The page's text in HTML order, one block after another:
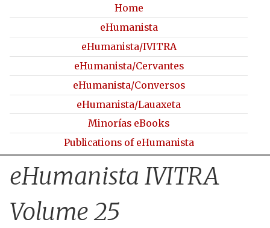
M
a
i
u
Home
eHumanista
eHumanista/IVITRA
eHumanista/Cervantes
eHumanista/Conversos
eHumanista/Lauaxeta
Minorías eBooks
Publications of eHumanista
eHumanista IVITRA
Volume 25
c
h
f
o
r
m